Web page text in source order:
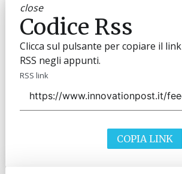
close
Codice Rss
Clicca sul pulsante per copiare il link
RSS negli appunti.
RSS link
COPIA LINK